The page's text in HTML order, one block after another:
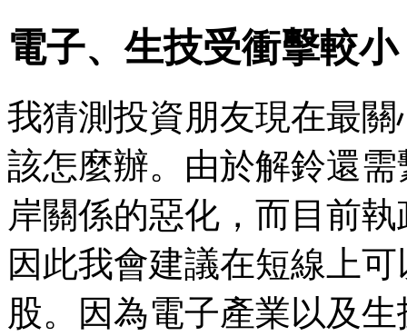
電子、生技受衝擊較小
我猜測投資朋友現在最
該怎麼辦。由於解鈴還
岸關係的惡化，而目前
因此我會建議在短線上
股。因為電子產業以及